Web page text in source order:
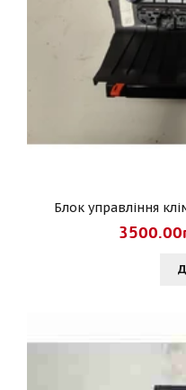
Блок управління